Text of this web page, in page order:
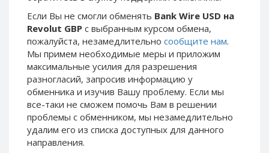
Если Вы не смогли обменять Bank Wire USD на
Revolut GBP с выбранным курсом обмена,
пожалуйста, незамедлительно сообщите нам.
Мы примем необходимые меры и приложим
максимальные усилия для разрешения
разногласий, запросив информацию у
обменника и изучив Вашу проблему. Если мы
все-таки не сможем помочь Вам в решении
проблемы c обменником, мы незамедлительно
удалим его из списка доступных для данного
направления.
Phone Balance UAH
Phone Balance AMD
Neteller USD
Neteller EUR
Neteller INR
Neteller PLN
Neteller GBP
Neteller NOK
Phone Balance UAH
Phone Balance AMD
Neteller USD
Neteller EUR
Neteller INR
Neteller PLN
Neteller GBP
Neteller NOK